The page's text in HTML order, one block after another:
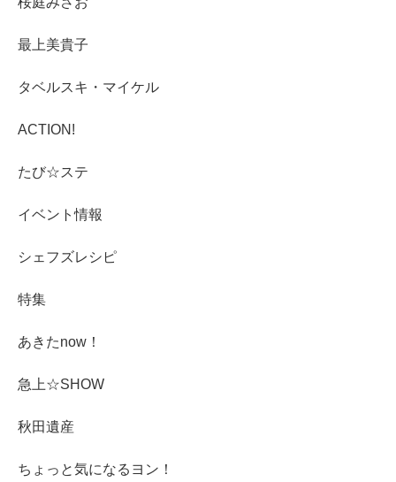
最上美貴子
タベルスキ・マイケル
ACTION!
たび☆ステ
イベント情報
シェフズレシピ
特集
あきたnow！
急上☆SHOW
秋田遺産
ちょっと気になるヨン！